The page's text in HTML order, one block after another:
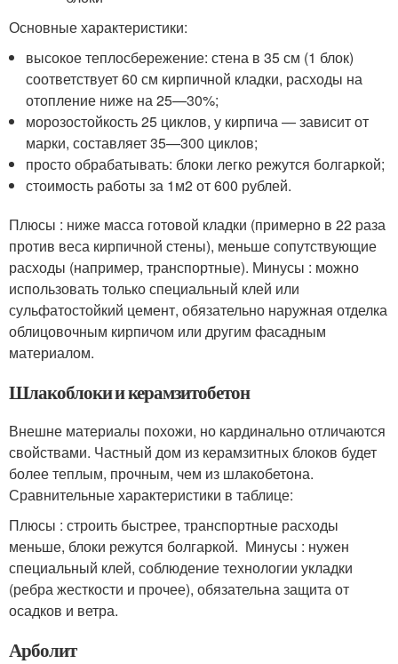
Основные характеристики:
высокое теплосбережение: стена в 35 см (1 блок)
соответствует 60 см кирпичной кладки, расходы на
отопление ниже на 25—30%;
морозостойкость 25 циклов, у кирпича — зависит от
марки, составляет 35—300 циклов;
просто обрабатывать: блоки легко режутся болгаркой;
стоимость работы за 1м2 от 600 рублей.
Плюсы : ниже масса готовой кладки (примерно в 22 раза
против веса кирпичной стены), меньше сопутствующие
расходы (например, транспортные). Минусы : можно
использовать только специальный клей или
сульфатостойкий цемент, обязательно наружная отделка
облицовочным кирпичом или другим фасадным
материалом.
Шлакоблоки и керамзитобетон
Внешне материалы похожи, но кардинально отличаются
свойствами. Частный дом из керамзитных блоков будет
более теплым, прочным, чем из шлакобетона.
Сравнительные характеристики в таблице:
Плюсы : строить быстрее, транспортные расходы
меньше, блоки режутся болгаркой. Минусы : нужен
специальный клей, соблюдение технологии укладки
(ребра жесткости и прочее), обязательна защита от
осадков и ветра.
Арболит